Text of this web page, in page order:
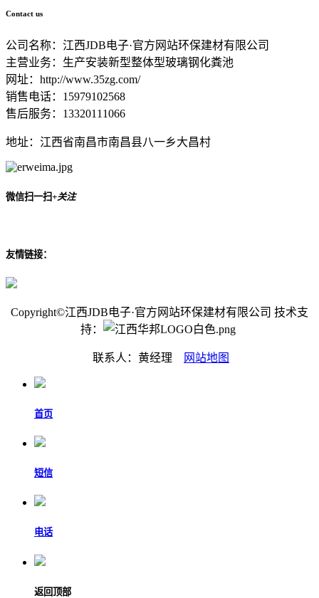
Contact us
公司名称：江西JDB电子·官方网站环保建材有限公司
主营业务：生产安装新型整体型玻璃钢化粪池
网址：http://www.35zg.com/
销售电话：15979102568
售后服务：13320111066
地址：江西省南昌市南昌县八一乡大昌村
微信扫一扫+关注
友情链接：
Copyright©江西JDB电子·官方网站环保建材有限公司 技术支
持：
联系人：黄经理 网站地图
首页
短信
电话
返回顶部